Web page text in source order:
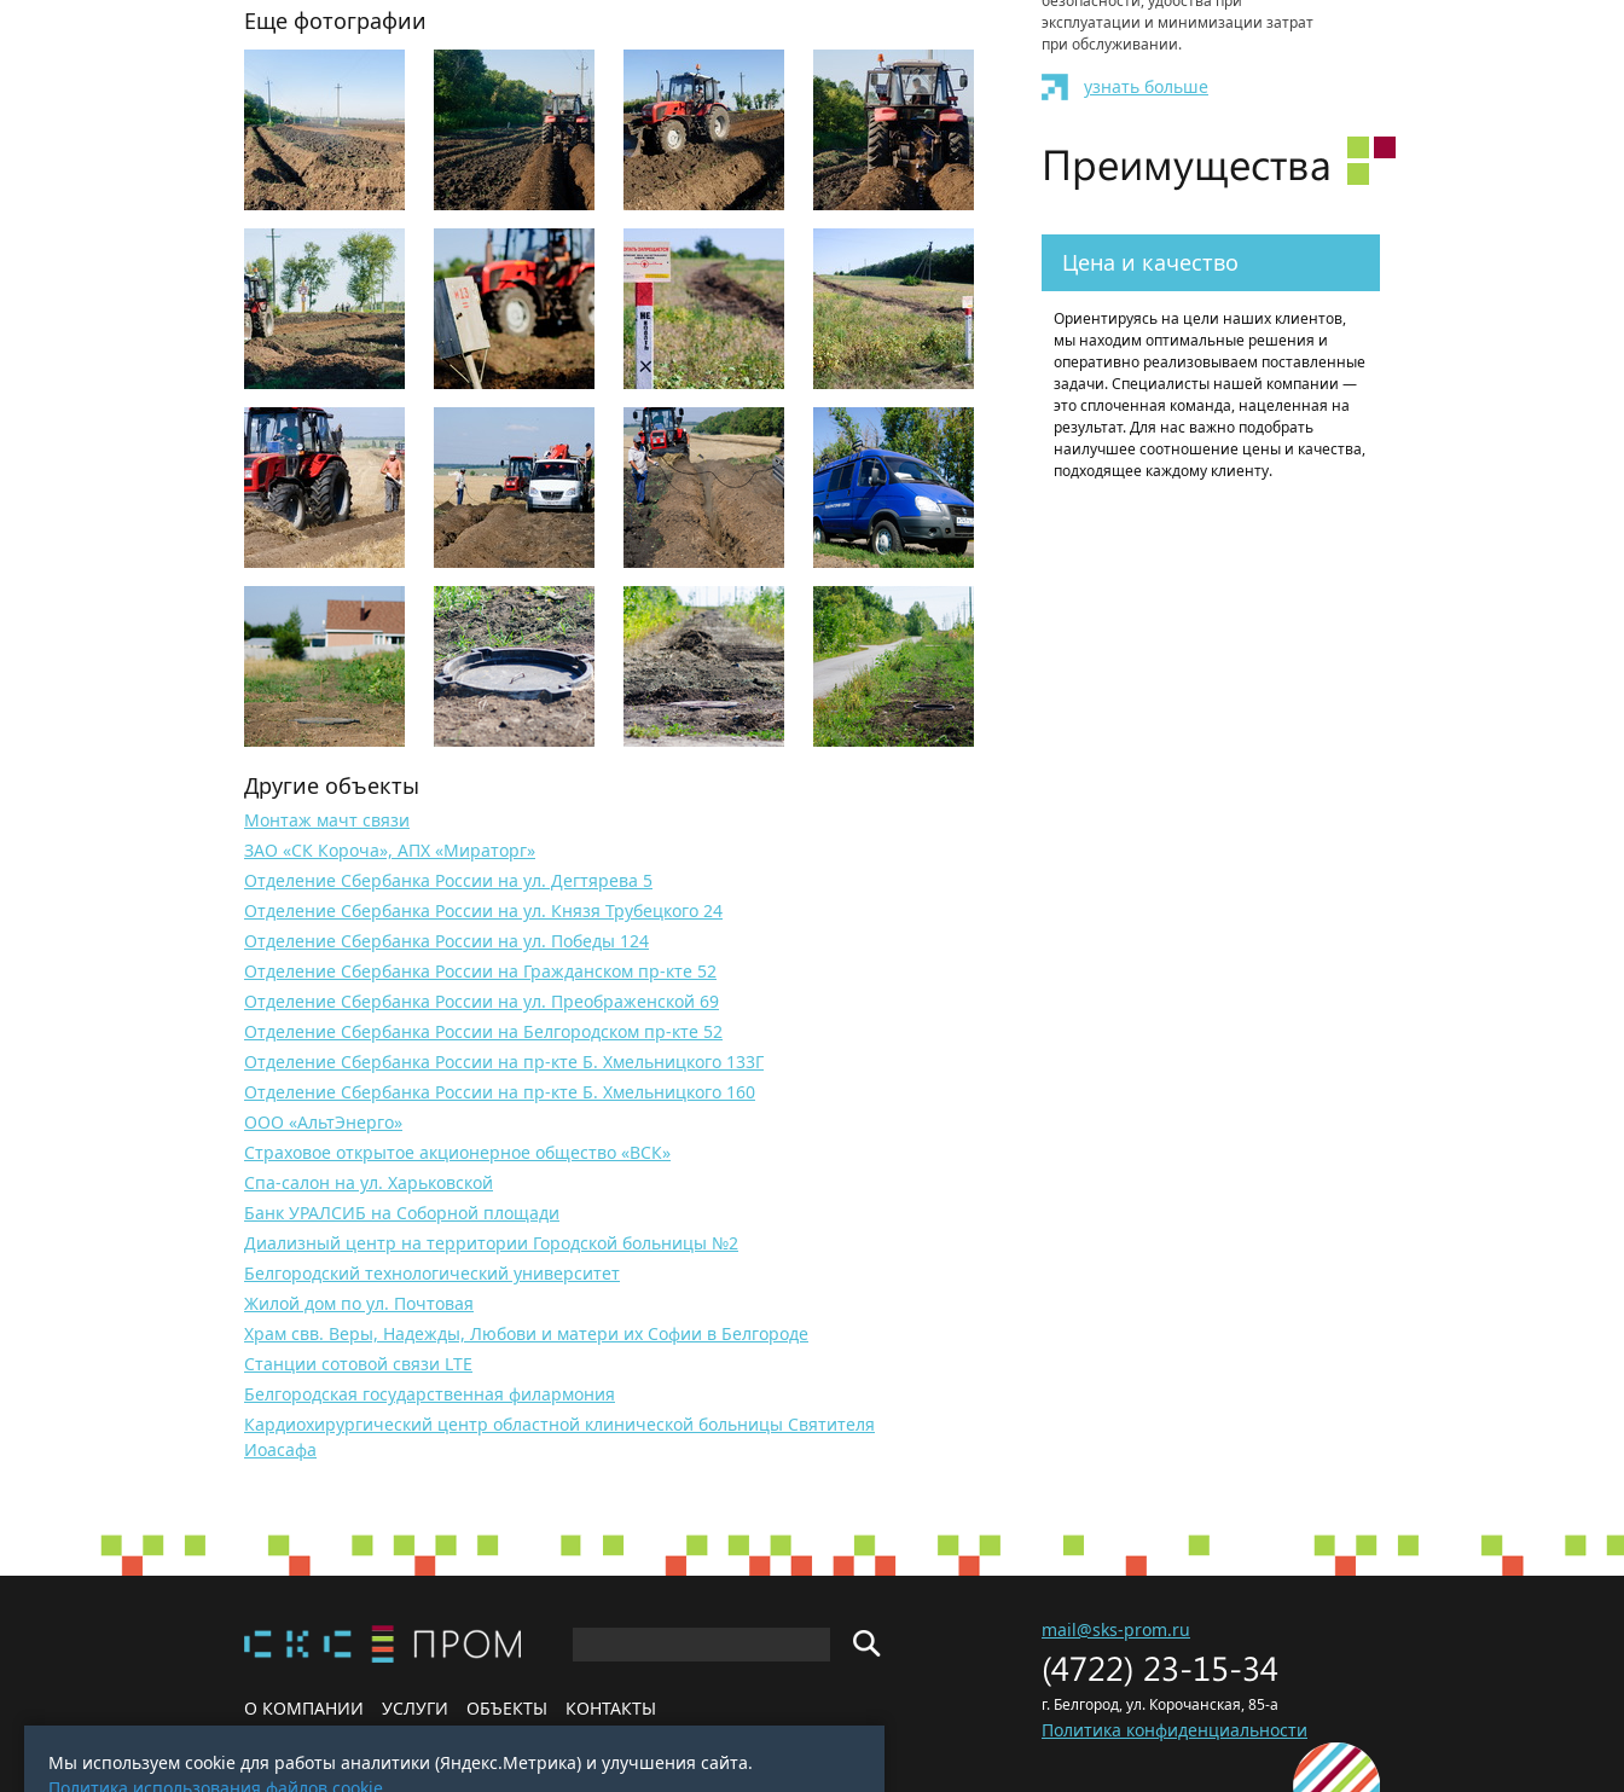
Еще фотографии
Другие объекты
Монтаж мачт связи
ЗАО «СК Короча», АПХ «Мираторг»
Отделение Сбербанка России на ул. Дегтярева 5
Отделение Сбербанка России на ул. Князя Трубецкого 24
Отделение Сбербанка России на ул. Победы 124
Отделение Сбербанка России на Гражданском пр-кте 52
Отделение Сбербанка России на ул. Преображенской 69
Отделение Сбербанка России на Белгородском пр-кте 52
Отделение Сбербанка России на пр-кте Б. Хмельницкого 133Г
Отделение Сбербанка России на пр-кте Б. Хмельницкого 160
ООО «АльтЭнерго»
Страховое открытое акционерное общество «ВСК»
Спа-салон на ул. Харьковской
Банк УРАЛСИБ на Соборной площади
Диализный центр на территории Городской больницы №2
Белгородский технологический университет
Жилой дом по ул. Почтовая
Храм свв. Веры, Надежды, Любови и матери их Софии в Белгороде
Станции сотовой связи LTE
Белгородская государственная филармония
Кардиохирургический центр областной клинической больницы Святителя
Иоасафа
эксплуатации и минимизации затрат
при обслуживании.
узнать больше
Преимущества
Цена и качество
Ориентируясь на цели наших клиентов,
мы находим оптимальные решения и
оперативно реализовываем поставленные
задачи. Специалисты нашей компании —
это сплоченная команда, нацеленная на
результат. Для нас важно подобрать
наилучшее соотношение цены и качества,
подходящее каждому клиенту.
О КОМПАНИИ УСЛУГИ ОБЪЕКТЫ КОНТАКТЫ
mail@sks-prom.ru
(4722) 23-15-34
г. Белгород, ул. Корочанская, 85-а
Политика конфиденциальности
Мы используем cookie для работы аналитики (Яндекс.Метрика) и улучшения сайта.